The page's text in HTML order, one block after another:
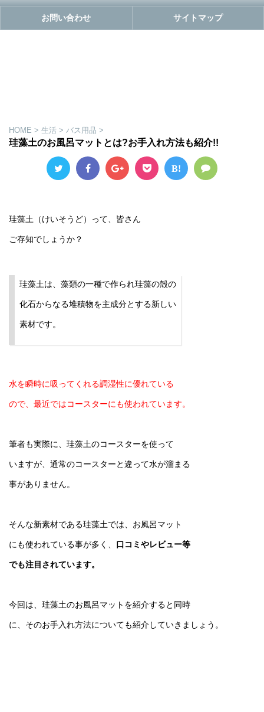
お問い合わせ サイトマップ
HOME > 生活 > バス用品 >
珪藻土のお風呂マットとは?お手入れ方法も紹介!!
B!
珪藻土（けいそうど）って、皆さん
ご存知でしょうか？
珪藻土は、藻類の一種で作られ珪藻の殻の
化石からなる堆積物を主成分とする新しい
素材です。
水を瞬時に吸ってくれる調湿性に優れている
ので、最近ではコースターにも使われています。
筆者も実際に、珪藻土のコースターを使って
いますが、通常のコースターと違って水が溜まる
事がありません。
そんな新素材である珪藻土では、お風呂マット
にも使われている事が多く、 口コミやレビュー等
でも注目されています。
今回は、珪藻土のお風呂マットを紹介すると同時
に、そのお手入れ方法についても紹介していきましょう。